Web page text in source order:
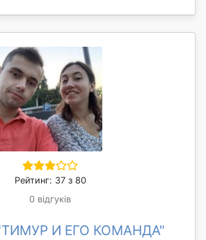
Рейтинг: 37 з 80
0 відгуків
И ЕГО КОМАНДА"